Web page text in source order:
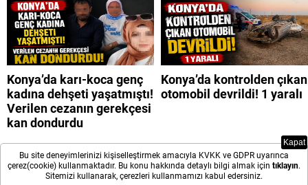
Konya’da karı-koca genç
kadına dehşeti yaşatmıştı!
Verilen cezanın gerekçesi
kan dondurdu
Konya’da kontrolden çıkan
otomobil devrildi! 1 yaralı
Bu site deneyimlerinizi kişiselleştirmek amacıyla KVKK ve GDPR uyarınca
çerez(cookie) kullanmaktadır. Bu konu hakkında detaylı bilgi almak için tıklayın.
Sitemizi kullanarak, çerezleri kullanmamızı kabul edersiniz.
Kapat